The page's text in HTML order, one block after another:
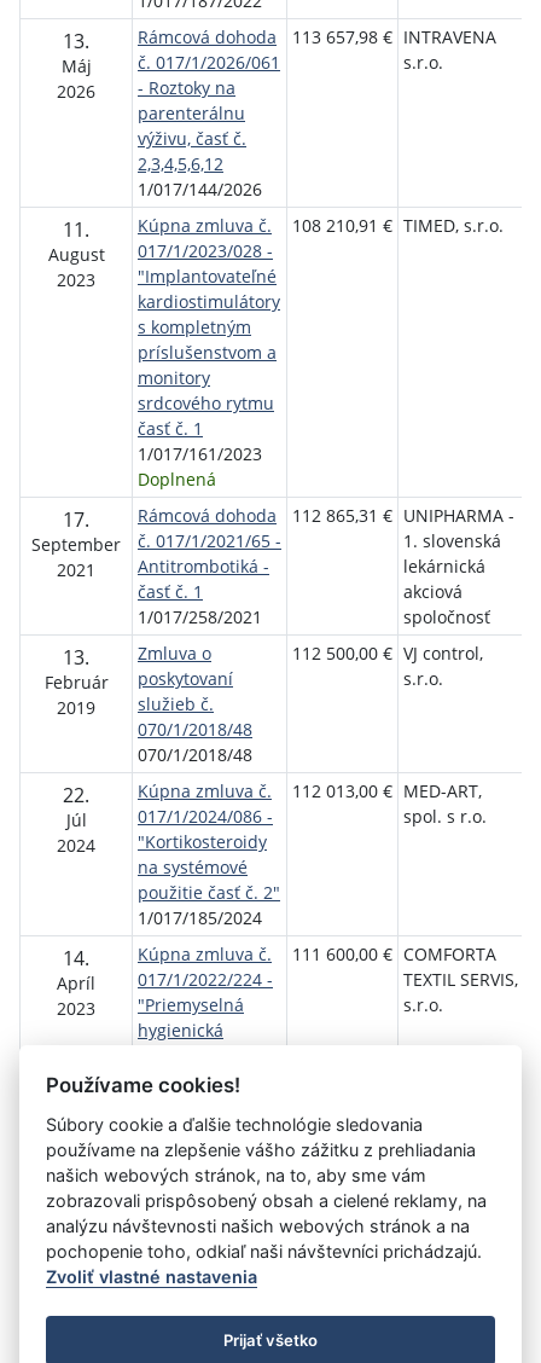
13.
Máj
2026
Rámcová dohoda
č. 017/1/2026/061
- Roztoky na
parenterálnu
výživu, časť č.
2,3,4,5,6,12
1/017/144/2026
113 657,98 € INTRAVENA
s.r.o.
11.
August
2023
Kúpna zmluva č.
017/1/2023/028 -
"Implantovateľné
kardiostimulátory
s kompletným
príslušenstvom a
monitory
srdcového rytmu
časť č. 1
1/017/161/2023
Doplnená
108 210,91 € TIMED, s.r.o.
17.
September
2021
Rámcová dohoda
č. 017/1/2021/65 -
Antitrombotiká -
časť č. 1
1/017/258/2021
112 865,31 € UNIPHARMA -
1. slovenská
lekárnická
akciová
spoločnosť
13.
Február
2019
Zmluva o
poskytovaní
služieb č.
070/1/2018/48
070/1/2018/48
112 500,00 € VJ control,
s.r.o.
22.
Júl
2024
Kúpna zmluva č.
017/1/2024/086 -
"Kortikosteroidy
na systémové
použitie časť č. 2"
1/017/185/2024
112 013,00 € MED-ART,
spol. s r.o.
14.
Apríl
2023
Kúpna zmluva č.
017/1/2022/224 -
"Priemyselná
hygienická
1/017/89/2023
111 600,00 € COMFORTA
TEXTIL SERVIS,
s.r.o.
« 8 9 10 11 12 13Aktuálna
stránka
13
14 15
17
18 »
Úrad vlády SR
- Všetky práva vyhradené
Prehlásenie o prístupnosti
Zmluvy do 31.12.2010
Používame cookies!
Súbory cookie a ďalšie technológie sledovania
používame na zlepšenie vášho zážitku z prehliadania
našich webových stránok, na to, aby sme vám
zobrazovali prispôsobený obsah a cielené reklamy, na
analýzu návštevnosti našich webových stránok a na
pochopenie toho, odkiaľ naši návštevníci prichádzajú.
Zvoliť vlastné nastavenia
Prijať všetko